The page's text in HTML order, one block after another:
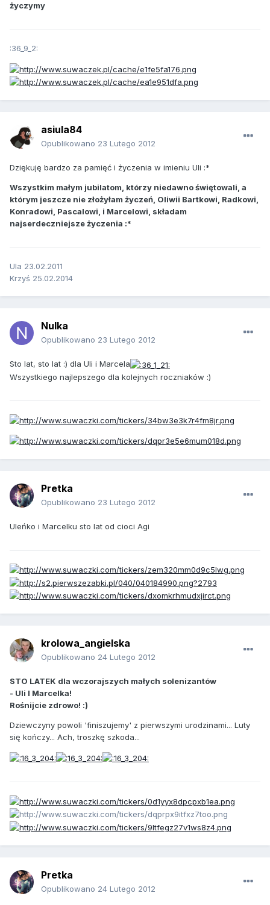
życzymy
:36_9_2:
asiula84
Opublikowano 23 Lutego 2012
Dziękuję bardzo za pamięć i życzenia w imieniu Uli :*
Wszystkim małym jubilatom, którzy niedawno świętowali, a
którym jeszcze nie złożyłam życzeń, Oliwii Bartkowi, Radkowi,
Konradowi, Pascalowi, i Marcelowi, składam
najserdeczniejsze życzenia :*
Ula 23.02.2011
Krzyś 25.02.2014
Nulka
Opublikowano 23 Lutego 2012
Sto lat, sto lat :) dla Uli i Marcela
Wszystkiego najlepszego dla kolejnych roczniaków :)
Pretka
Opublikowano 23 Lutego 2012
Uleńko i Marcelku sto lat od cioci Agi
krolowa_angielska
Opublikowano 24 Lutego 2012
STO LATEK dla wczorajszych małych solenizantów
- Uli I Marcelka!
Rośnijcie zdrowo! :)
Dziewczyny powoli 'finiszujemy' z pierwszymi urodzinami... Luty
się kończy... Ach, troszkę szkoda...
Pretka
Opublikowano 24 Lutego 2012